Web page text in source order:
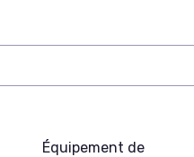
Équipement de